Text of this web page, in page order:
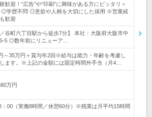
歓迎！“広告”や“印刷”に興味がある方にピッタリ＞
学歴不問 ◎意欲や人柄を大切にした採用 ※営業経
歓迎
／谷町六丁目駅から徒歩7分】 本社：大阪府大阪市中
5 ◎数年前にリニューア…
～35万円＋賞与年2回※給与は能力・年齢を考慮し
ます。※上記の金額には固定時間外手当（月4…
万円
：00（実働8時間／休憩60分）※残業は月平均15時間